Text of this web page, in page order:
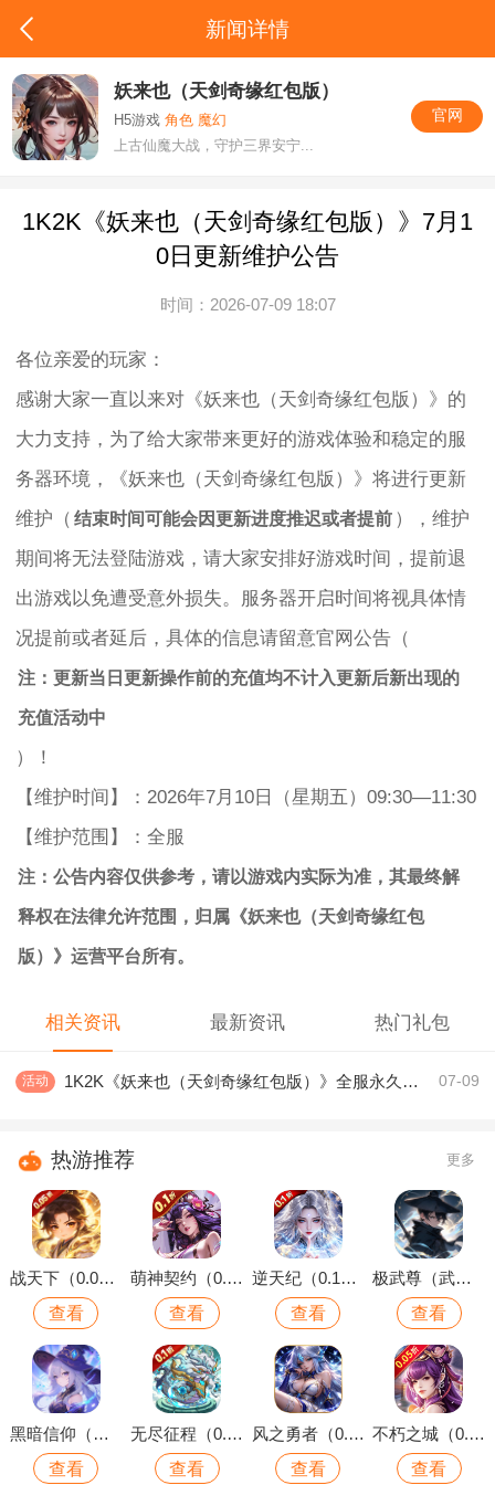
新闻详情
妖来也（天剑奇缘红包版）
H5游戏角色 魔幻
上古仙魔大战，守护三界安宁...
官网
1K2K《妖来也（天剑奇缘红包版）》7月1
0日更新维护公告
时间：2026-07-09 18:07
各位亲爱的玩家：
感谢大家一直以来对《妖来也（天剑奇缘红包版）》的
大力支持，为了给大家带来更好的游戏体验和稳定的服
务器环境，《妖来也（天剑奇缘红包版）》将进行更新
维护（ 结束时间可能会因更新进度推迟或者提前 ），维护
期间将无法登陆游戏，请大家安排好游戏时间，提前退
出游戏以免遭受意外损失。服务器开启时间将视具体情
况提前或者延后，具体的信息请留意官网公告（
注：更新当日更新操作前的充值均不计入更新后新出现的
充值活动中
）！
【维护时间】：2026年7月10日（星期五）09:30—11:30
【维护范围】：全服
注：公告内容仅供参考，请以游戏内实际为准，其最终解
释权在法律允许范围，归属《妖来也（天剑奇缘红包
版）》运营平台所有。
相关资讯 最新资讯 热门礼包
活动 1K2K《妖来也（天剑奇缘红包版）》全服永久充值活动 07-09
热游推荐 更多
战天下（0.05折Q版仙域）
查看
萌神契约（0.1折1W免费版）
查看
逆天纪（0.1折万抽真充版）
查看
极武尊（武林论剑）
查看
黑暗信仰（魔法远征）
查看
无尽征程（0.1折每天送6480代金卷）
查看
风之勇者（0.1折开局送千抽）
查看
不朽之城（0.05折开局送自选金将）
查看